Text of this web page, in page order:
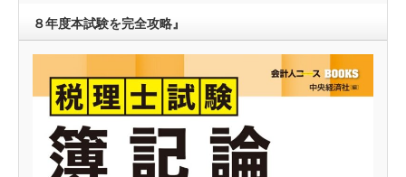
８年度本試験を完全攻略』